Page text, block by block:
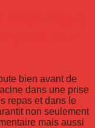
bien avant de
dans une prise
repas et dans le
non seulement
mais aussi